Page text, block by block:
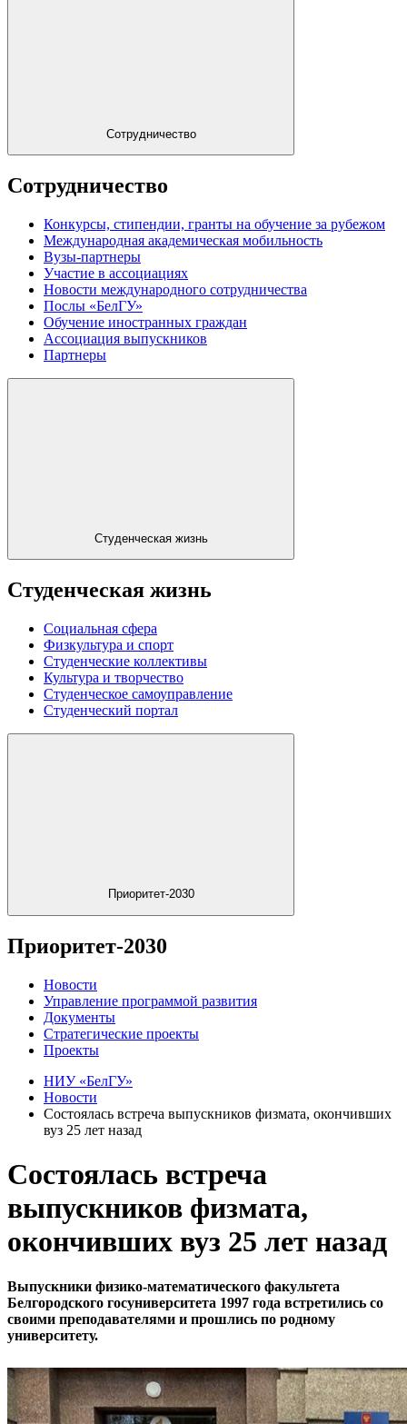
Сотрудничество
Сотрудничество
Конкурсы, стипендии, гранты на обучение за рубежом
Международная академическая мобильность
Вузы-партнеры
Участие в ассоциациях
Новости международного сотрудничества
Послы «БелГУ»
Обучение иностранных граждан
Ассоциация выпускников
Партнеры
Студенческая жизнь
Студенческая жизнь
Социальная сфера
Физкультура и спорт
Студенческие коллективы
Культура и творчество
Студенческое самоуправление
Студенческий портал
Приоритет-2030
Приоритет-2030
Новости
Управление программой развития
Документы
Стратегические проекты
Проекты
НИУ «БелГУ»
Новости
Состоялась встреча выпускников физмата, окончивших
вуз 25 лет назад
Состоялась встреча
выпускников физмата,
окончивших вуз 25 лет назад
Выпускники физико-математического факультета
Белгородского госуниверситета 1997 года встретились со
своими преподавателями и прошлись по родному
университету.